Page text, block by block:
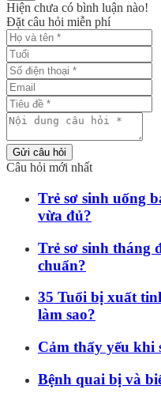
Hiện chưa có bình luận nào!
Đặt câu hỏi miễn phí
Gửi câu hỏi
Câu hỏi mới nhất
Trẻ sơ sinh uống
vừa đủ?
Trẻ sơ sinh tháng
chuẩn?
35 Tuổi bị xuất
làm sao?
Cảm thấy yếu khi
Bệnh quai bị và